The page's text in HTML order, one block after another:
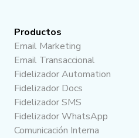
Productos
Email Marketing
Email Transaccional
Fidelizador Automation
Fidelizador Docs
Fidelizador SMS
Fidelizador WhatsApp
Comunicación Interna